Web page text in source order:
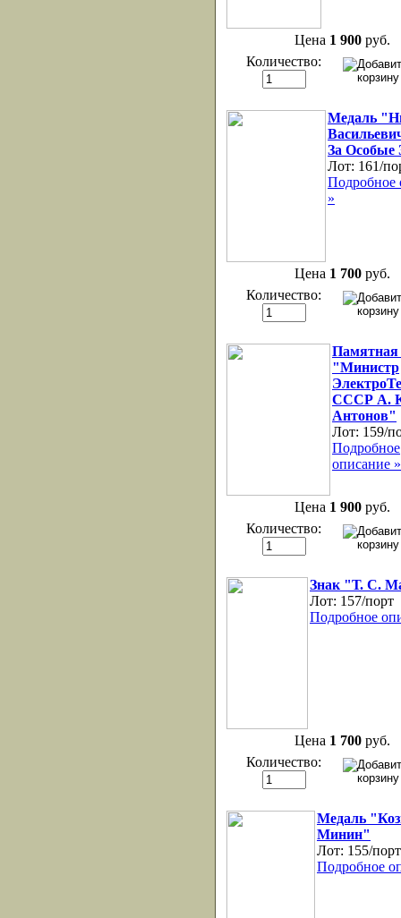
Цена 1 900 руб.
Количество:
Медаль
За Особые
Лот: 161/
Подробное
»
Цена 1 700 руб.
Количество:
"Министр
СССР А.
Антонов"
Лот: 159/
Подробное
описание »
Цена 1 900 руб.
Количество:
Знак "Т. С.
Лот: 157/порт
Подробное
Цена 1 700 руб.
Количество:
Медаль
Минин"
Лот: 155/порт
Подробное